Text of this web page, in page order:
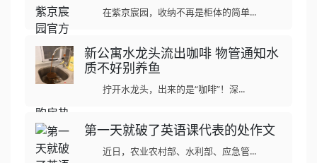
在紫京宸园，收纳不再是柜体的简单...
新公寓水龙头流出咖啡 物管通知水
质不好别养鱼
拧开水龙头，出来的是“咖啡”！深...
第一天就破了英语课代表的处作文
近日，农业农村部、水利部、应急管...